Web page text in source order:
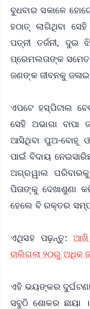
ବୁଧବାର ସକାଳେ
ହଠାତ୍ ଲାଗିଥିବା
ପତ୍ନୀ ତର୍ଜନୀ, ଦୁଇ
ପ୍ରେମଲତାଙ୍କ
ଜଣଙ୍କ ଜୀବନକୁ
ଏପଟେ ହସ୍ପିଟାଲ
ସେହି ଅଭାଗା ବାପା
ଆସିଥିବା ପୁଅ-ବୋହୂ
ପାଇଁ ବିଦାୟ
ଅଗ୍ରୱାଲ
ପିତାଙ୍କୁ ଦେଖାଶୁଣା
ହେଲେ ବି ରକ୍ତର
ଏଥିସହ ପଢ଼ନ୍ତୁ: ଆଖି
ଚାଲିଗଲା ୨୦ରୁ ଅଧିକ
ଏହି ଭୟଙ୍କର
ସବୁଠି ଶୋକର ଛାୟା